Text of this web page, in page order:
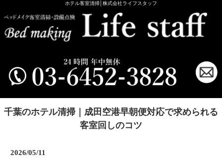
ホテル客室清掃│株式会社ライフスタッフ
千葉のホテル清掃｜成田空港早朝便対応で求められる
客室回しのコツ
2026/05/11